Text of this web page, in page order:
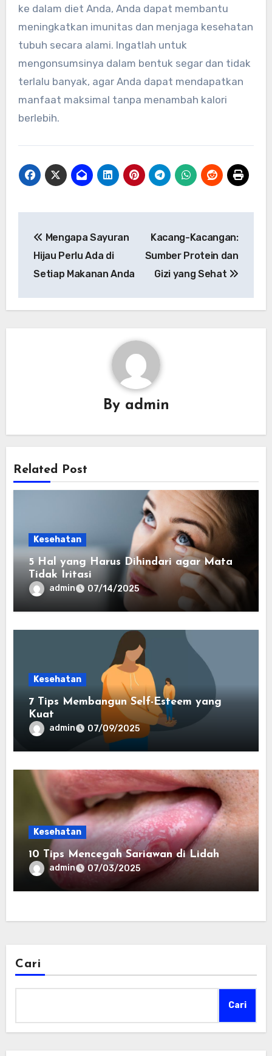
ke dalam diet Anda, Anda dapat membantu
meningkatkan imunitas dan menjaga kesehatan
tubuh secara alami. Ingatlah untuk
mengonsumsinya dalam bentuk segar dan tidak
terlalu banyak, agar Anda dapat mendapatkan
manfaat maksimal tanpa menambah kalori
berlebih.
pos
Mengapa Sayuran
Hijau Perlu Ada di
Setiap Makanan Anda
Kacang-Kacangan:
Sumber Protein dan
Gizi yang Sehat
By admin
Related Post
Kesehatan
5 Hal yang Harus Dihindari agar Mata
Tidak Iritasi
admin 07/14/2025
Kesehatan
7 Tips Membangun Self-Esteem yang
Kuat
admin 07/09/2025
Kesehatan
10 Tips Mencegah Sariawan di Lidah
admin 07/03/2025
Cari
Cari